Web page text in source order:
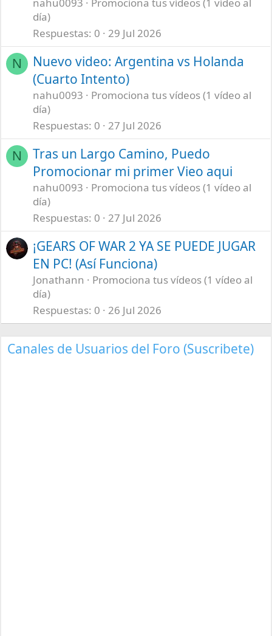
día)
Respuestas 0 29 Jul 2026
N
Nuevo video: Argentina vs Holanda
(Cuarto Intento)
nahu0093
Promociona tus vídeos (1 vídeo al
día)
Respuestas 0 27 Jul 2026
N
Tras un Largo Camino, Puedo
Promocionar mi primer Vieo aqui
nahu0093
Promociona tus vídeos (1 vídeo al
día)
Respuestas 0 27 Jul 2026
¡GEARS OF WAR 2 YA SE PUEDE JUGAR
EN PC! (Así Funciona)
Jonathann
Promociona tus vídeos (1 vídeo al
día)
Respuestas 0 26 Jul 2026
Canales de Usuarios del Foro (Suscribete)